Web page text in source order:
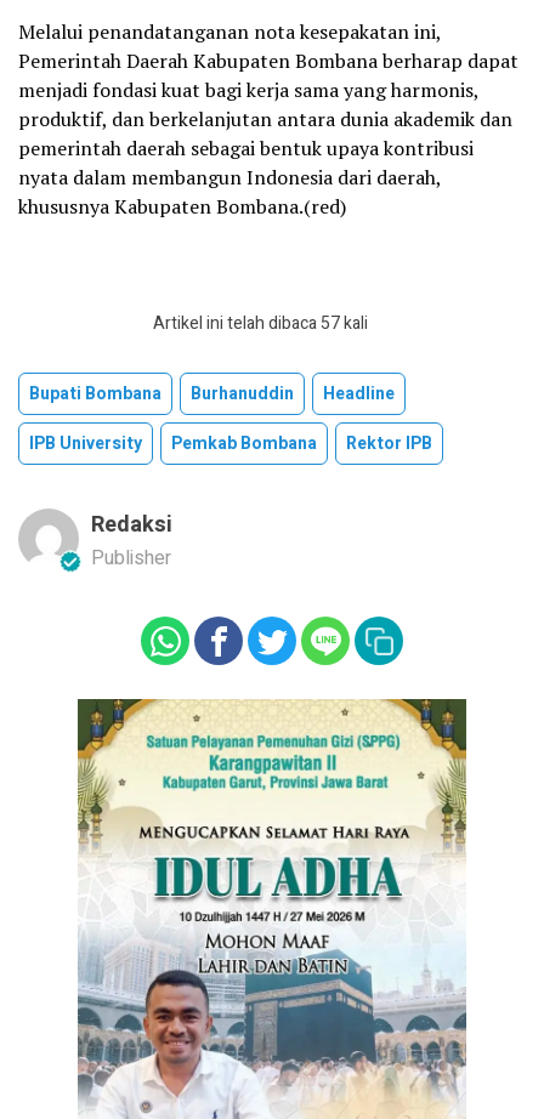
Melalui penandatanganan nota kesepakatan ini,
Pemerintah Daerah Kabupaten Bombana berharap dapat
menjadi fondasi kuat bagi kerja sama yang harmonis,
produktif, dan berkelanjutan antara dunia akademik dan
pemerintah daerah sebagai bentuk upaya kontribusi
nyata dalam membangun Indonesia dari daerah,
khususnya Kabupaten Bombana.(red)
Artikel ini telah dibaca 57 kali
Bupati Bombana Burhanuddin
Headline
IPB University
Pemkab Bombana Rektor IPB
Redaksi
Publisher